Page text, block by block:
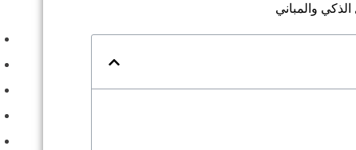
الذكي والمباني